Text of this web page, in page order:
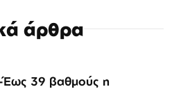
άρθρα
Έως 39 βαθμούς η